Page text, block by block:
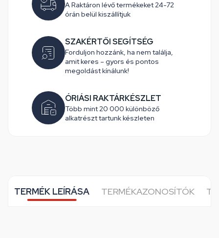
A Raktáron lévő termékeket 24-72
órán belül kiszállítjuk
SZAKÉRTŐI SEGÍTSÉG
Forduljon hozzánk, ha nem találja,
amit keres – gyors és pontos
megoldást kínálunk!
ÓRIÁSI RAKTÁRKÉSZLET
Több mint 20 000 különböző
alkatrészt tartunk készleten
TERMÉK LEÍRÁSA TERMÉKAZONOSÍTÓK